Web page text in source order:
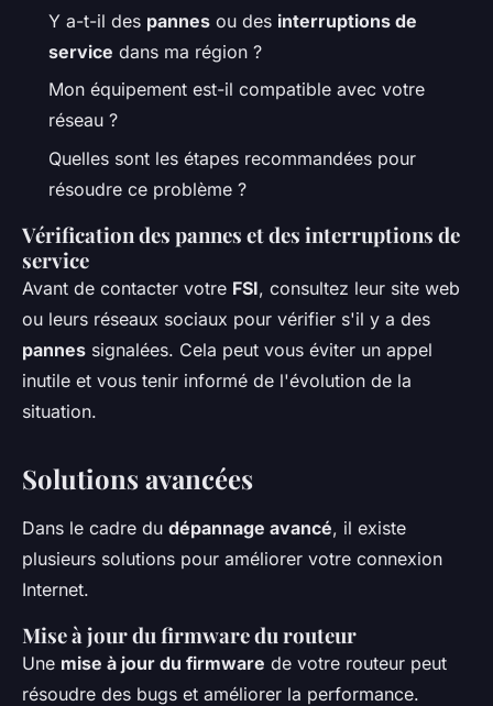
Y a-t-il des pannes ou des interruptions de
service dans ma région ?
Mon équipement est-il compatible avec votre
réseau ?
Quelles sont les étapes recommandées pour
résoudre ce problème ?
Vérification des pannes et des interruptions de
service
Avant de contacter votre FSI, consultez leur site web
ou leurs réseaux sociaux pour vérifier s'il y a des
pannes signalées. Cela peut vous éviter un appel
inutile et vous tenir informé de l'évolution de la
situation.
Solutions avancées
Dans le cadre du dépannage avancé, il existe
plusieurs solutions pour améliorer votre connexion
Internet.
Mise à jour du firmware du routeur
Une mise à jour du firmware de votre routeur peut
résoudre des bugs et améliorer la performance.